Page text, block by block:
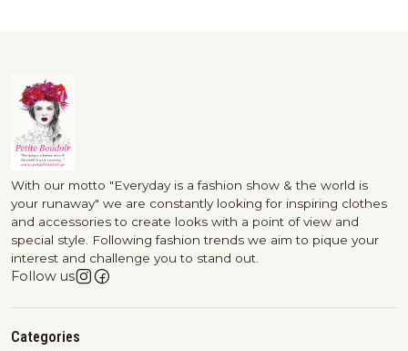
With our motto "Everyday is a fashion show & the world is
your runaway" we are constantly looking for inspiring clothes
and accessories to create looks with a point of view and
special style. Following fashion trends we aim to pique your
interest and challenge you to stand out.
Follow us
Categories